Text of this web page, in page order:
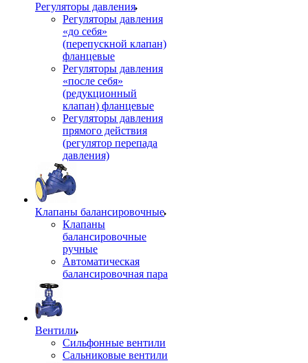
Регуляторы давления
Регуляторы давления
«до себя»
(перепускной клапан)
фланцевые
Регуляторы давления
«после себя»
(редукционный
клапан) фланцевые
Регуляторы давления
прямого действия
(регулятор перепада
давления)
Клапаны балансировочные
Клапаны
балансировочные
ручные
Автоматическая
балансировочная пара
Вентили
Сильфонные вентили
Сальниковые вентили